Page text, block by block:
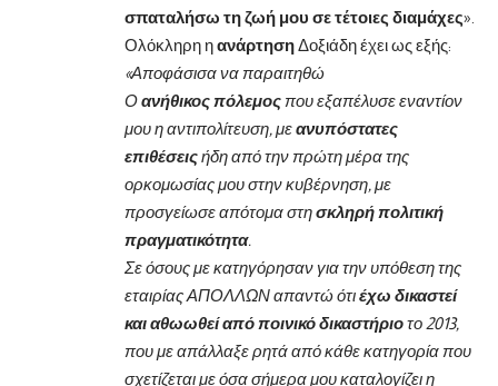
σπαταλήσω τη ζωή μου σε τέτοιες διαμάχες».
Ολόκληρη ηανάρτησηΔοξιάδη έχει ως εξής:
«Αποφάσισα να παραιτηθώ
Οανήθικος πόλεμος που εξαπέλυσε εναντίον
μου η αντιπολίτευση, μεανυπόστατες
επιθέσειςήδη από την πρώτη μέρα της
ορκομωσίας μου στην κυβέρνηση, με
προσγείωσε απότομα στησκληρή πολιτική
πραγματικότητα.
Σε όσους με κατηγόρησαν για την υπόθεση της
εταιρίας ΑΠΟΛΛΩΝ απαντώ ότιέχω δικαστεί
και αθωωθεί από ποινικό δικαστήριοτο 2013,
που με απάλλαξε ρητά από κάθε κατηγορία που
σχετίζεται με όσα σήμερα μου καταλογίζει η